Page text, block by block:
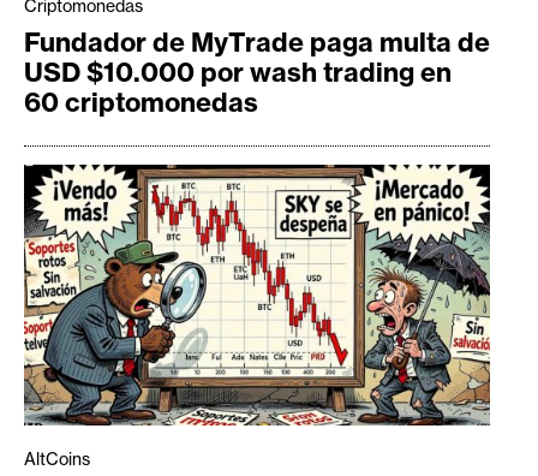
Criptomonedas
Fundador de MyTrade paga multa de
USD $10.000 por wash trading en
60 criptomonedas
AltCoins